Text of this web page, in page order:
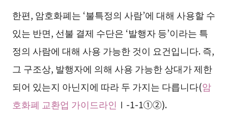
한편, 암호화폐는 ‘불특정의 사람’에 대해 사용할 수
있는 반면, 선불 결제 수단은 ‘발행자 등’이라는 특
정의 사람에 대해 사용 가능한 것이 요건입니다. 즉,
그 구조상, 발행자에 의해 사용 가능한 상대가 제한
되어 있는지 아닌지에 따라 두 가지는 다릅니다(암
호화폐 교환업 가이드라인 Ⅰ-1-1①②).